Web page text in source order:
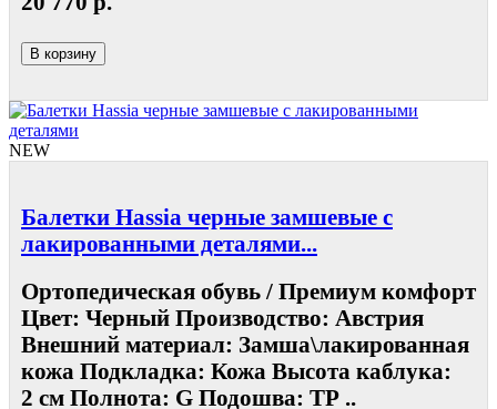
В корзину
NEW
Балетки Hassia черные замшевые с
лакированными деталями...
Ортопедическая обувь / Премиум комфорт
Цвет: Черный Производство: Австрия
Внешний материал: Замша\лакированная
кожа Подкладка: Кожа Высота каблука:
2 см Полнота: G Подошва: ТР ..